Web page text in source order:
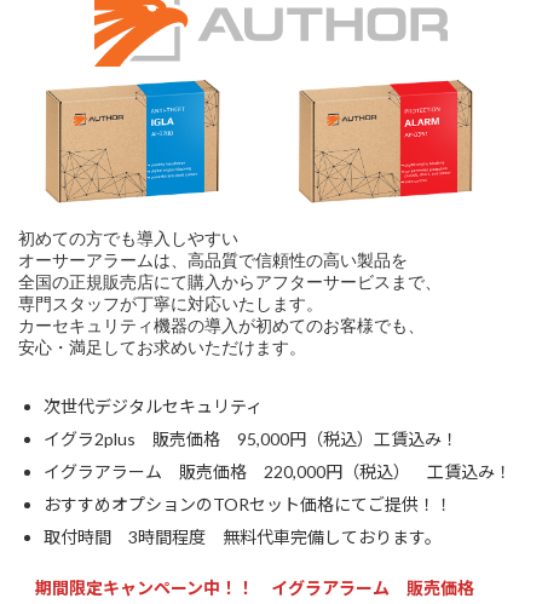
初めての方でも導入しやすい
オーサーアラームは、高品質で信頼性の高い製品を
全国の正規販売店にて購入からアフターサービスまで、
専門スタッフが丁寧に対応いたします。
カーセキュリティ機器の導入が初めてのお客様でも、
安心・満足してお求めいただけます。
次世代デジタルセキュリティ
イグラ2plus 販売価格 95,000円（税込）工賃込み！
イグラアラーム 販売価格 220,000円（税込） 工賃込み！
おすすめオプションのTORセット価格にてご提供！！
取付時間 3時間程度 無料代車完備しております。
期間限定キャンペーン中！！ イグラアラーム 販売価格